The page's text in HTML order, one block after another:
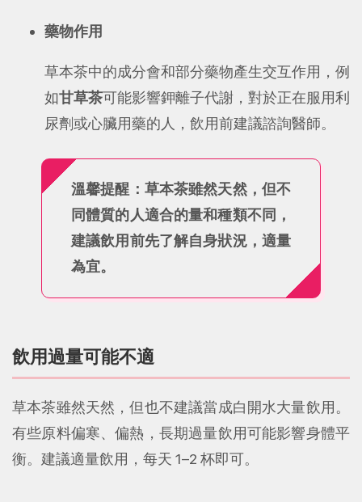
藥物作用
草本茶中的成分會和部分藥物產生交互作用，例
如甘草茶可能影響鉀離子代謝，對於正在服用利
尿劑或心臟用藥的人，飲用前建議諮詢醫師。
溫馨提醒：草本茶雖然天然，但不
同體質的人適合的量和種類不同，
建議飲用前先了解自身狀況，適量
為宜。
飲用過量可能不適
草本茶雖然天然，但也不建議當成白開水大量飲用。
有些原料偏寒、偏熱，長期過量飲用可能影響身體平
衡。建議適量飲用，每天 1–2 杯即可。